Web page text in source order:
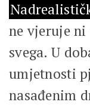
ne vjeruje
svega. U
umjetnosti
nasađenim